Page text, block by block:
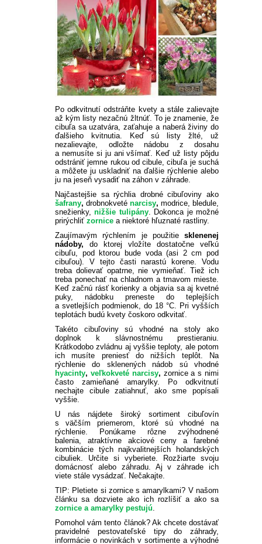
PLEKTRANT
SCAEVOLA
DIASCIA
HELICHRYSUM
OSTEOSPERMUM
ISOTOMA
SANVITÁLIA
MLIEČNIK
MARGARÉTA - EURYOPS
VEJÁROVKA
LOBULÁRIA
NETÝKAVKA
SLAMIHA
ZÁDUŠNÍK
ECHINACEA
Po odkvitnutí odstráňte kvety a stále zalievajte
až kým listy nezačnú žltnúť. To je znamenie, že
cibuľa sa uzatvára, zaťahuje a naberá živiny do
ďalšieho kvitnutia. Keď sú listy žlté, už
nezalievajte, odložte nádobu z dosahu
a nemusíte si ju ani všímať. Keď už listy pôjdu
odstrániť jemne rukou od cibule, cibuľa je suchá
a môžete ju uskladniť na ďalšie rýchlenie alebo
ju na jeseň vysadiť na záhon v záhrade.
Najčastejšie sa rýchlia drobné cibuľoviny ako
šafrany, drobnokveté narcisy, modrice, bledule,
snežienky,nižšie tulipány. Dokonca je možné
prirýchliť zornice a niektoré hľuznaté rastliny.
Zaujímavým rýchlením je použitie sklenenej
nádoby, do ktorej vložíte dostatočne veľkú
cibuľu, pod ktorou bude voda (asi 2 cm pod
cibuľou). V tejto časti narastú korene. Vodu
treba dolievať opatrne, nie vymieňať. Tiež ich
treba ponechať na chladnom a tmavom mieste.
Keď začnú rásť korienky a objavia sa aj kvetné
puky, nádobku preneste do teplejších
a svetlejších podmienok, do 18 °C. Pri vyšších
teplotách budú kvety čoskoro odkvitať.
Takéto cibuľoviny sú vhodné na stoly ako
doplnok k slávnostnému prestieraniu.
Krátkodobo zvládnu aj vyššie teploty, ale potom
ich musíte preniesť do nižších teplôt. Na
rýchlenie do sklenených nádob sú vhodné
hyacinty, veľkokveté narcisy, zornice a s nimi
často zamieňané amarylky. Po odkvitnutí
nechajte cibule zatiahnuť, ako sme popísali
vyššie.
U nás nájdete široký sortiment cibuľovín
s väčším priemerom, ktoré sú vhodné na
rýchlenie. Ponúkame rôzne zvýhodnené
balenia, atraktívne akciové ceny a farebné
kombinácie tých najkvalitnejších holandských
cibuliek. Určite si vyberiete. Rozžiarte svoju
domácnosť alebo záhradu. Aj v záhrade ich
viete stále vysádzať. Nečakajte.
TIP: Pletiete si zornice s amarylkami? V našom
článku sa dozviete ako ich rozlíšiť a ako sa
zornice a amarylky pestujú.
Pomohol vám tento článok? Ak chcete dostávať
pravidelné pestovateľské tipy do záhrady,
informácie o novinkách v sortimente a výhodné